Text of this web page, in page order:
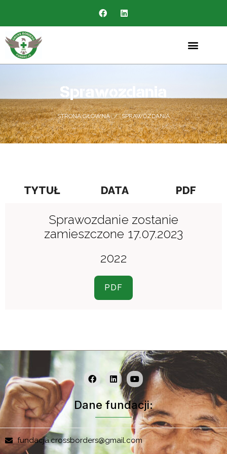
Sprawozdania
STRONA GŁÓWNA / SPRAWOZDANIA
TYTUŁ DATA PDF
Sprawozdanie zostanie
zamieszczone 17.07.2023
2022
PDF
Dane fundacji:
fundacja.crossborders@gmail.com